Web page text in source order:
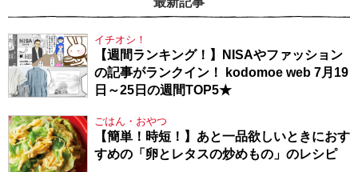
イチオシ！
【週間ランキング！】NISAやファッション
の記事がランクイン！ kodomoe web 7月19
日～25日の週間TOP5★
ごはん・おやつ
【簡単！時短！】あと一品欲しいときにおす
すめの「卵とレタスの炒めもの」のレシピ